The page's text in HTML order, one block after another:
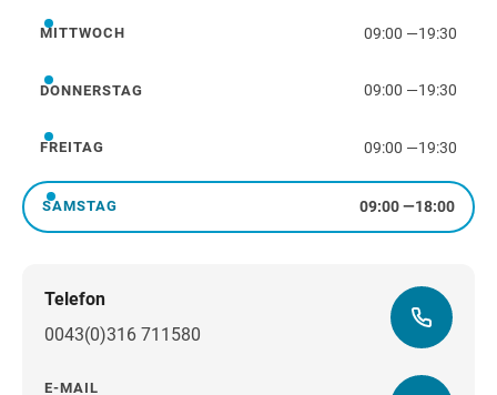
Mittwoch
MITTWOCH 09:00 —19:30
Donnerstag
DONNERSTAG 09:00 —19:30
Freitag
FREITAG 09:00 —19:30
Samstag
SAMSTAG 09:00—18:00
Telefon
0043(0)316 711580
E-MAIL